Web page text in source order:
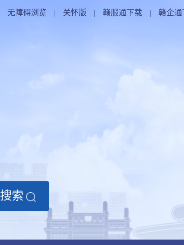
无障碍浏览 | 关怀版 | 赣服通下载 | 赣企通
搜索